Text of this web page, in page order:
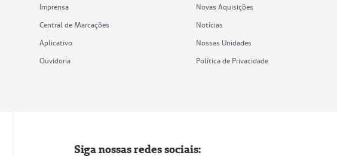
Imprensa
Central de Marcações
Aplicativo
Ouvidoria
Novas Aquisições
Notícias
Nossas Unidades
Política de Privacidade
Siga nossas redes sociais: